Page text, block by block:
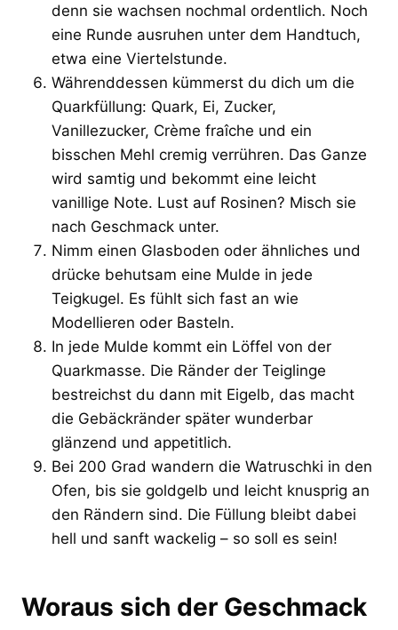
denn sie wachsen nochmal ordentlich. Noch
eine Runde ausruhen unter dem Handtuch,
etwa eine Viertelstunde.
Währenddessen kümmerst du dich um die
Quarkfüllung: Quark, Ei, Zucker,
Vanillezucker, Crème fraîche und ein
bisschen Mehl cremig verrühren. Das Ganze
wird samtig und bekommt eine leicht
vanillige Note. Lust auf Rosinen? Misch sie
nach Geschmack unter.
Nimm einen Glasboden oder ähnliches und
drücke behutsam eine Mulde in jede
Teigkugel. Es fühlt sich fast an wie
Modellieren oder Basteln.
In jede Mulde kommt ein Löffel von der
Quarkmasse. Die Ränder der Teiglinge
bestreichst du dann mit Eigelb, das macht
die Gebäckränder später wunderbar
glänzend und appetitlich.
Bei 200 Grad wandern die Watruschki in den
Ofen, bis sie goldgelb und leicht knusprig an
den Rändern sind. Die Füllung bleibt dabei
hell und sanft wackelig – so soll es sein!
Woraus sich der Geschmack